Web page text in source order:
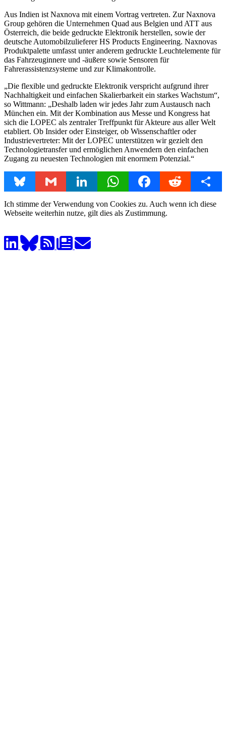
Aus Indien ist Naxnova mit einem Vortrag vertreten. Zur Naxnova
Group gehören die Unternehmen Quad aus Belgien und ATT aus
Österreich, die beide gedruckte Elektronik herstellen, sowie der
deutsche Automobilzulieferer HS Products Engineering. Naxnovas
Produktpalette umfasst unter anderem gedruckte Leuchtelemente für
das Fahrzeuginnere und -äußere sowie Sensoren für
Fahrerassistenzsysteme und zur Klimakontrolle.
„Die flexible und gedruckte Elektronik verspricht aufgrund ihrer
Nachhaltigkeit und einfachen Skalierbarkeit ein starkes Wachstum“,
so Wittmann: „Deshalb laden wir jedes Jahr zum Austausch nach
München ein. Mit der Kombination aus Messe und Kongress hat
sich die LOPEC als zentraler Treffpunkt für Akteure aus aller Welt
etabliert. Ob Insider oder Einsteiger, ob Wissenschaftler oder
Industrievertreter: Mit der LOPEC unterstützen wir gezielt den
Technologietransfer und ermöglichen Anwendern den einfachen
Zugang zu neuesten Technologien mit enormem Potenzial.“
Bluesky Gmail LinkedIn WhatsAppFacebookReddit Share
Ich stimme der Verwendung von Cookies zu. Auch wenn ich diese
Webseite weiterhin nutze, gilt dies als Zustimmung.